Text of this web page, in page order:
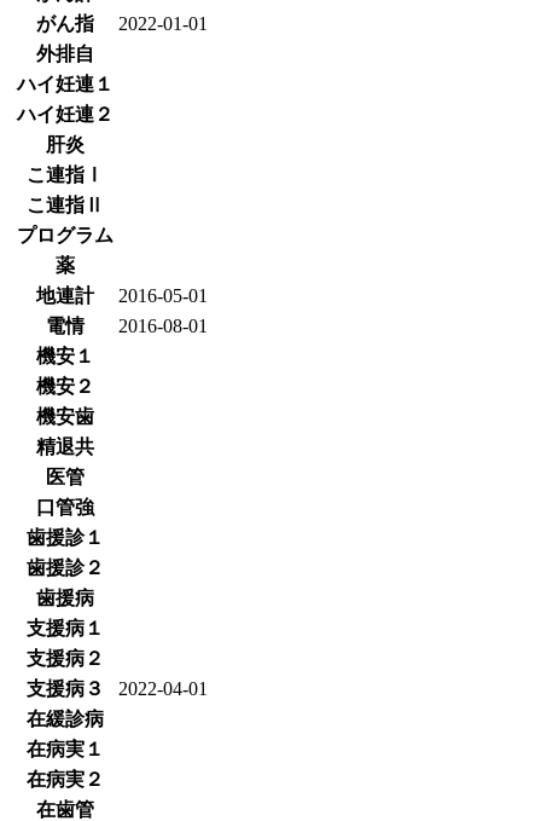
がん指
2022-01-01
外排自
ハイ妊連１
ハイ妊連２
肝炎
こ連指Ⅰ
こ連指Ⅱ
プログラム
薬
地連計
2016-05-01
電情
2016-08-01
機安１
機安２
機安歯
精退共
医管
口管強
歯援診１
歯援診２
歯援病
支援病１
支援病２
支援病３
2022-04-01
在緩診病
在病実１
在病実２
在歯管